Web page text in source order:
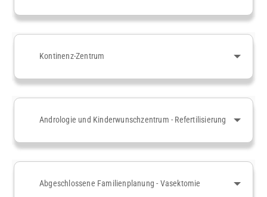
Kontinenz-Zentrum
Andrologie und Kinderwunschzentrum - Refertilisierung
Abgeschlossene Familienplanung - Vasektomie